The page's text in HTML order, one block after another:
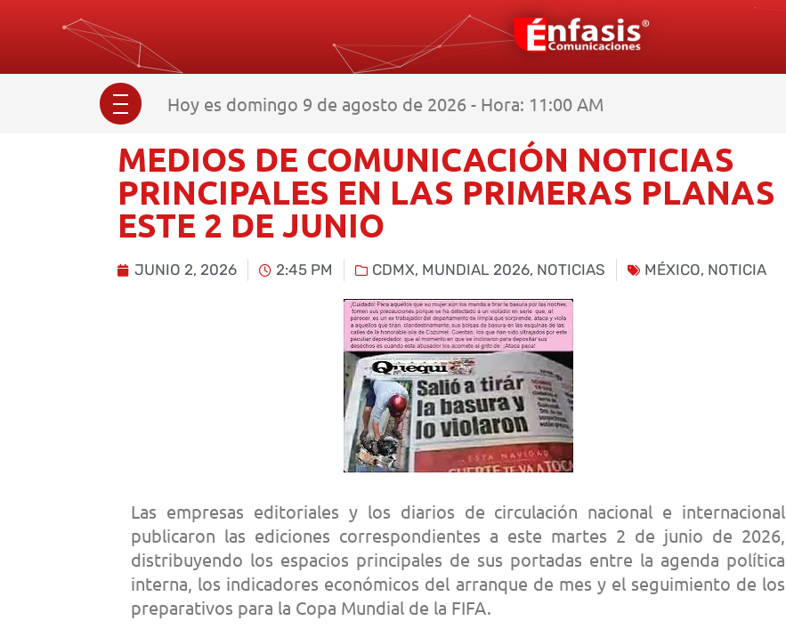
Hoy es domingo 9 de agosto de 2026 - Hora: 11:00 AM
MEDIOS DE COMUNICACIÓN NOTICIAS
PRINCIPALES EN LAS PRIMERAS PLANAS
ESTE 2 DE JUNIO
JUNIO 2, 2026 2:45 PM CDMX, MUNDIAL 2026, NOTICIAS MÉXICO, NOTICIA
Las empresas editoriales y los diarios de circulación nacional e internacional
publicaron las ediciones correspondientes a este martes 2 de junio de 2026,
distribuyendo los espacios principales de sus portadas entre la agenda política
interna, los indicadores económicos del arranque de mes y el seguimiento de los
preparativos para la Copa Mundial de la FIFA.